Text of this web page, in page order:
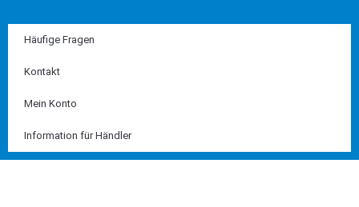
Häufige Fragen
Kontakt
Mein Konto
Information für Händler